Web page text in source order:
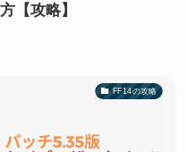
【攻略】
FF14の攻略